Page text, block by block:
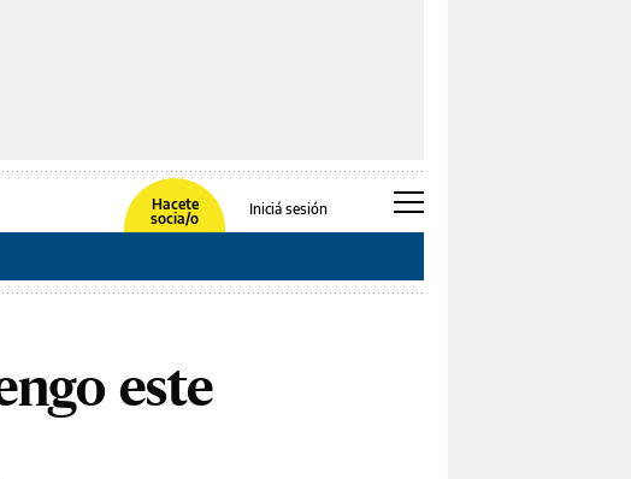
Hacete
socia/o
Iniciá sesión
este